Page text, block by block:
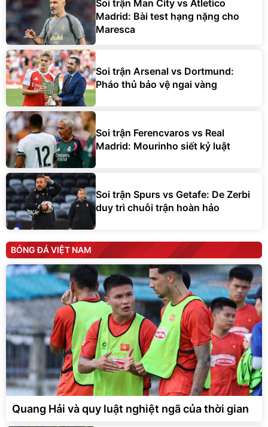
Soi trận Man City vs Atletico
Madrid: Bài test hạng nặng cho
Maresca
Soi trận Arsenal vs Dortmund:
Pháo thủ bảo vệ ngai vàng
Soi trận Ferencvaros vs Real
Madrid: Mourinho siết kỷ luật
Soi trận Spurs vs Getafe: De Zerbi
duy trì chuỗi trận hoàn hảo
BÓNG ĐÁ VIỆT NAM
Quang Hải và quy luật nghiệt ngã của thời gian